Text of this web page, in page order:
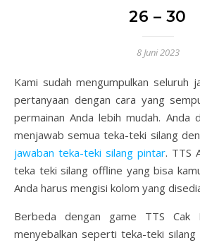
26 – 30
8 Juni 2023
Kami sudah mengumpulkan seluruh
pertanyaan dengan cara yang
permainan Anda lebih mudah. Anda
menjawab semua teka-teki silang
jawaban teka-teki silang pintar. TTS
teka teki silang offline yang bisa
Anda harus mengisi kolom yang
Berbeda dengan game TTS Cak
menyebalkan seperti teka-teki silang